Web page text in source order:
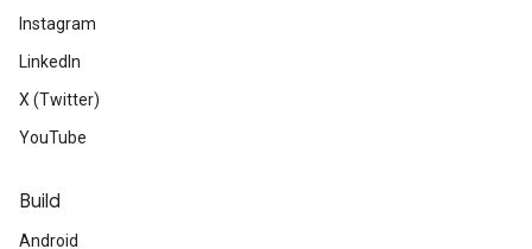
Instagram
LinkedIn
X (Twitter)
YouTube
Build
Android